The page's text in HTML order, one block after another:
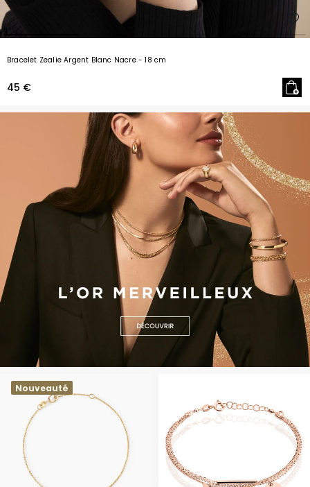
Bracelet Zealie Argent Blanc Nacre - 18 cm
45 €
Nouveauté